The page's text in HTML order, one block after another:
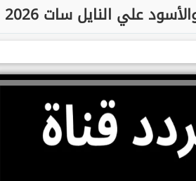
علي النايل سات 2026